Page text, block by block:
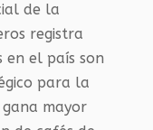
de la
registra
el país son
para la
mayor